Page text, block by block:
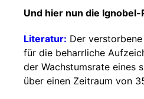
Und hier nun die Ignobel-
Literatur: Der verstorbene
für die beharrliche
der Wachstumsrate eines
über einen Zeitraum von